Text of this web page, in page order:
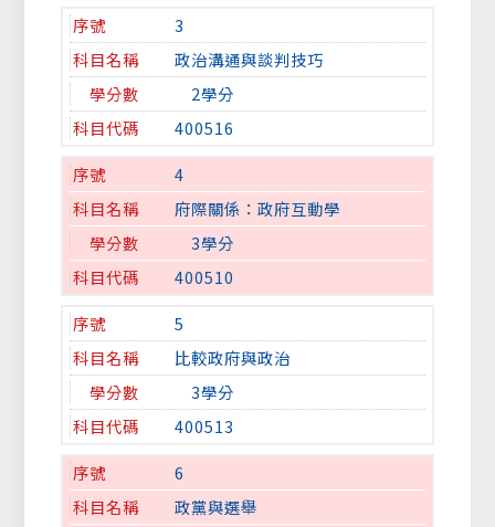
3
政治溝通與談判技巧
2學分
400516
4
府際關係：政府互動學
3學分
400510
5
比較政府與政治
3學分
400513
6
政黨與選舉